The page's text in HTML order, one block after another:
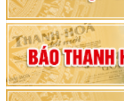
Khai mạc Kỳ
hội khóa XV
Phiên thảo
Thanh Hóa